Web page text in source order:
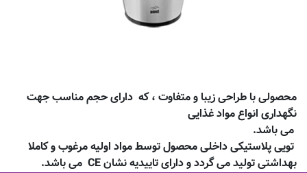
محصولی با طراحی زیبا و متفاوت ، که دارای حجم مناسب جهت
نگهداری انواع مواد غذایی
می باشد.
تویی پلاستیکی داخلی محصول توسط مواد اولیه مرغوب و کاملا
بهداشتی تولید می گردد و دارای تاییدیه نشانCE می باشد.